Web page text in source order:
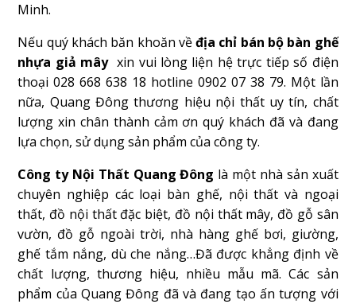
Minh.
Nếu quý khách băn khoăn vềđịa chỉ bán bộ bàn ghế
nhựa giả mâyxin vui lòng liện hệ trực tiếp số điện
thoại 028 668 638 18 hotline 0902 07 38 79. Một lần
nữa, Quang Đông thương hiệu nội thất uy tín, chất
lượng xin chân thành cảm ơn quý khách đã và đang
lựa chọn, sử dụng sản phẩm của công ty.
Công ty Nội Thất Quang Đông là một nhà sản xuất
chuyên nghiệp các loại bàn ghế, nội thất và ngoại
thất, đồ nội thất đặc biệt, đồ nội thất mây, đồ gỗ sân
vườn, đồ gỗ ngoài trời, nhà hàng ghế bơi, giường,
ghế tắm nắng, dù che nắng…Đã được khẳng định về
chất lượng, thương hiệu, nhiều mẫu mã. Các sản
phẩm của Quang Đông đã và đang tạo ấn tượng với